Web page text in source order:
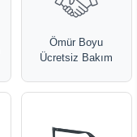
Ömür Boyu
Ücretsiz Bakım